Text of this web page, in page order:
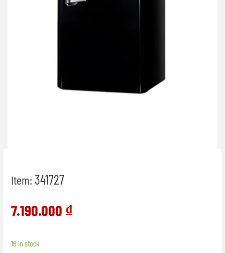
Item: 341727
7.190.000 ₫
16 in stock